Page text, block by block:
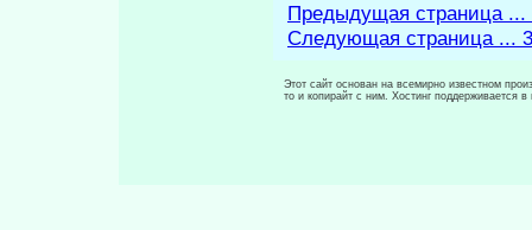
Предыдущая страница ...
Следующая страница ...
Этот сайт основан на всемирно известном
то и копирайт с ним. Хостинг поддерживается